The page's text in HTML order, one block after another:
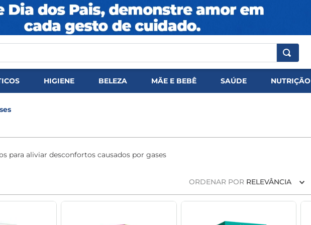
HIGIENE BELEZA MÃE E BEBÊ SAÚDE NUTRIÇÃO
para aliviar desconfortos causados por gases
ORDENAR POR RELEVÂNCIA